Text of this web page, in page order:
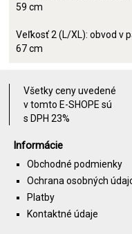
59 cm
Veľkosť 2 (L/XL): obvod v
67 cm
Všetky ceny uvedené
v tomto E-SHOPE sú
s DPH 23%
Informácie
Obchodné podmienky
Ochrana osobných
Platby
Kontaktné údaje